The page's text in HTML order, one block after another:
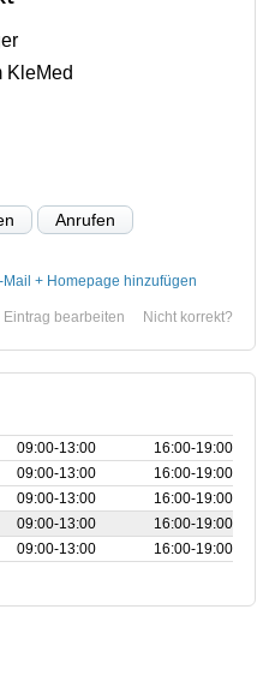
KleMed
Anrufen
Mail + Homepage hinzufügen
Nicht korrekt?
Eintrag bearbeiten
09:00‑13:00
16:00‑19:00
09:00‑13:00
16:00‑19:00
09:00‑13:00
16:00‑19:00
09:00‑13:00
16:00‑19:00
09:00‑13:00 16:00‑19:00